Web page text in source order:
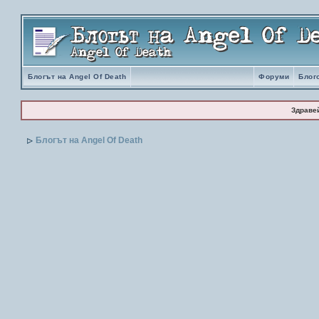
Блогът на Angel Of Death Форуми
Блогът на Angel Of Death